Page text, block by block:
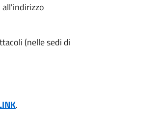
(nelle sedi di
.